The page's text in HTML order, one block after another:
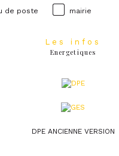
de poste mairie
Les infos
Energetiques
DPE ANCIENNE VERSION